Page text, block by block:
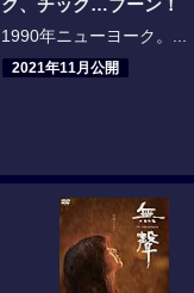
ク、チック…ブーン！
1990年ニューヨーク。...
2021年11月公開